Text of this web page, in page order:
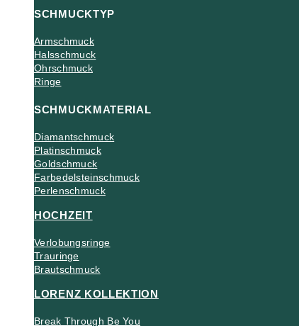
SCHMUCKTYP
Armschmuck
Halsschmuck
Ohrschmuck
Ringe
SCHMUCKMATERIAL
Diamantschmuck
Platinschmuck
Goldschmuck
Farbedelsteinschmuck
Perlenschmuck
HOCHZEIT
Verlobungsringe
Trauringe
Brautschmuck
LORENZ KOLLEKTION
Break Through Be You